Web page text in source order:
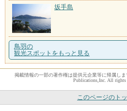
坂手島
鳥羽の
観光スポットをもっと見る
掲載情報の一部の著作権は提供元企業等に帰属しま
Publications,Inc. All rights
このページのト